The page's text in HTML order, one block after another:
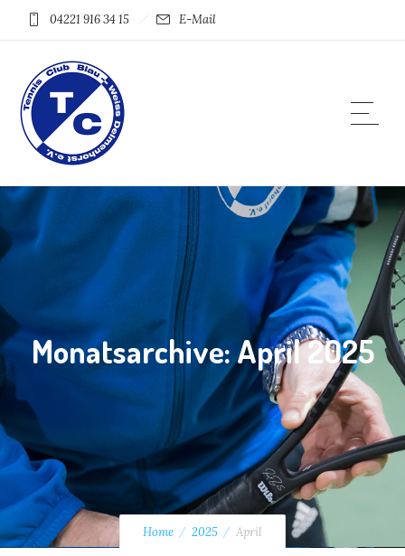
04221 916 34 15 E-Mail
Monatsarchive: April 2025
Home 2025 April